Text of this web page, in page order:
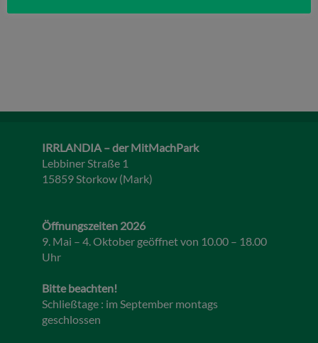
IRRLANDIA – der MitMachPark
Lebbiner Straße 1
15859 Storkow (Mark)
Öffnungszeiten 2026
9. Mai – 4. Oktober geöffnet von 10.00 – 18.00
Uhr
Bitte beachten!
Schließtage : im September montags
geschlossen